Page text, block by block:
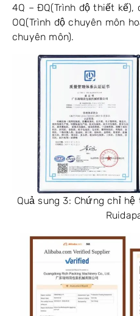
4Q – ĐQ(Trình độ thiết kế),
OQ(Trình độ chuyên môn
chuyên môn).
Quả sung 3: Chứng chỉ